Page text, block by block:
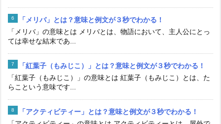
「メリバ」とは？意味と例文が３秒でわかる！
「メリバ」の意味とは メリバとは、物語において、主人公にとっ
ては幸せな結末であ...
「紅葉子（もみじこ）」とは？意味と例文が３秒でわかる！
「紅葉子（もみじこ）」の意味とは 紅葉子（もみじこ）とは、た
らこという意味です...
「アクティビティー」とは？意味と例文が３秒でわかる！